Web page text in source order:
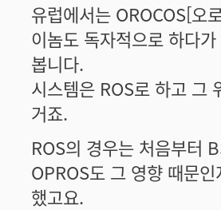
유럽에서는 OROCOS[오
이놈도 독자적으로 하다
봅니다.
시스템은 ROS로 하고 그
거죠.
ROS의 경우는 처음부터
OPROS도 그 영향 때문
했고요.